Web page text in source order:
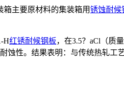
主要原材料的集装箱用锈蚀耐候
H红锈耐候钢板，在3.5？aCl（质
蚀性。结果表明：与传统热轧